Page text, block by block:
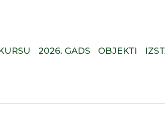
2026. GADS OBJEKTI